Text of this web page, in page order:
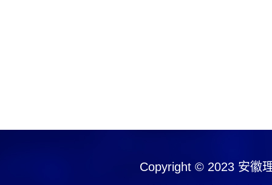
Copyright © 2023 安徽